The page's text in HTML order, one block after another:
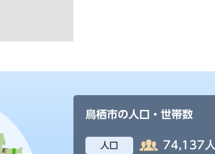
鳥栖市の人口・世帯数
人口 74,137人